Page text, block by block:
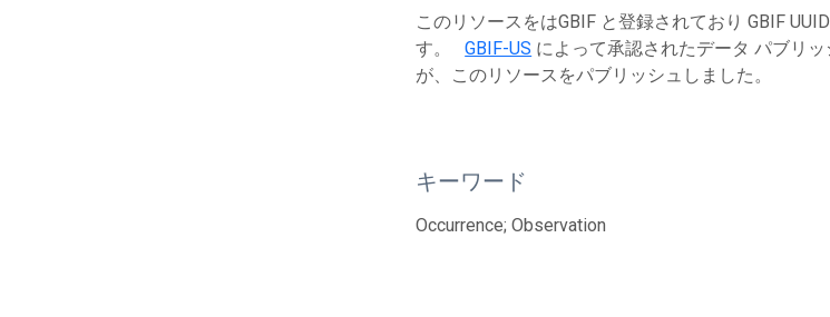
このリソースをはGBIF と登録されており GBIF
す。GBIF-US によって承認されたデータ パブリ
が、このリソースをパブリッシュしました。
キーワード
Occurrence; Observation